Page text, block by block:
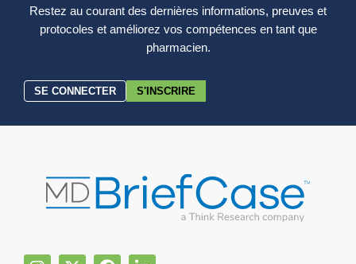
Restez au courant des dernières informations, preuves et
protocoles et améliorez vos compétences en tant que
pharmacien.
SE CONNECTER S'INSCRIRE